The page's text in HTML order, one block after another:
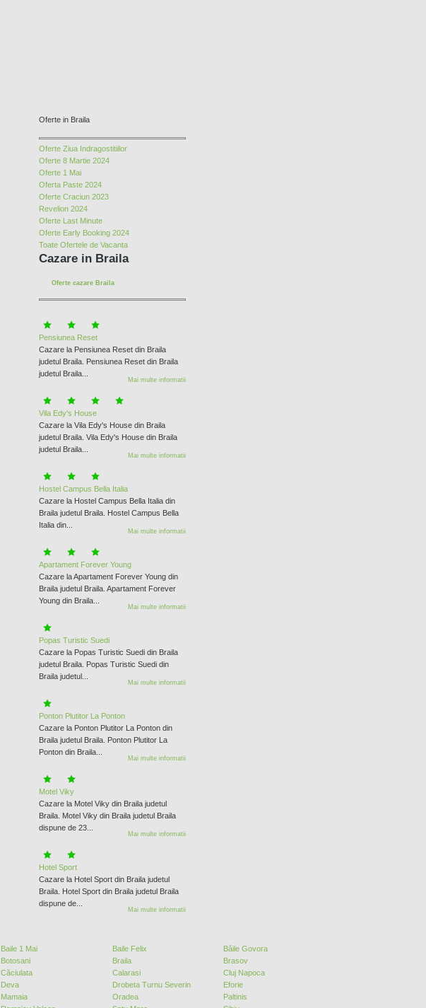
Oferte in Braila
Oferte Ziua Indragostitiilor
Oferte 8 Martie 2024
Oferte 1 Mai
Oferta Paste 2024
Oferte Craciun 2023
Revelion 2024
Oferte Last Minute
Oferte Early Booking 2024
Toate Ofertele de Vacanta
Cazare in Braila
Oferte cazare Braila
Pensiunea Reset
Cazare la Pensiunea Reset din Braila
judetul Braila. Pensiunea Reset din Braila
judetul Braila...
Mai multe informatii
Vila Edy's House
Cazare la Vila Edy's House din Braila
judetul Braila. Vila Edy's House din Braila
judetul Braila...
Mai multe informatii
Hostel Campus Bella Italia
Cazare la Hostel Campus Bella Italia din
Braila judetul Braila. Hostel Campus Bella
Italia din...
Mai multe informatii
Apartament Forever Young
Cazare la Apartament Forever Young din
Braila judetul Braila. Apartament Forever
Young din Braila...
Mai multe informatii
Popas Turistic Suedi
Cazare la Popas Turistic Suedi din Braila
judetul Braila. Popas Turistic Suedi din
Braila judetul...
Mai multe informatii
Ponton Plutitor La Ponton
Cazare la Ponton Plutitor La Ponton din
Braila judetul Braila. Ponton Plutitor La
Ponton din Braila...
Mai multe informatii
Motel Viky
Cazare la Motel Viky din Braila judetul
Braila. Motel Viky din Braila judetul Braila
dispune de 23...
Mai multe informatii
Hotel Sport
Cazare la Hotel Sport din Braila judetul
Braila. Hotel Sport din Braila judetul Braila
dispune de...
Mai multe informatii
Baile 1 Mai Baile Felix
Băile Govora
Botosani Braila
Brasov
Căciulata Calarasi
Cluj Napoca
Deva Drobeta Turnu Severin
Eforie
Mamaia Oradea
Paltinis